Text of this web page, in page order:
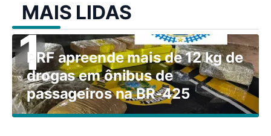
MAIS LIDAS
PRF apreende mais de 12 kg de
drogas em ônibus de
passageiros na BR-425